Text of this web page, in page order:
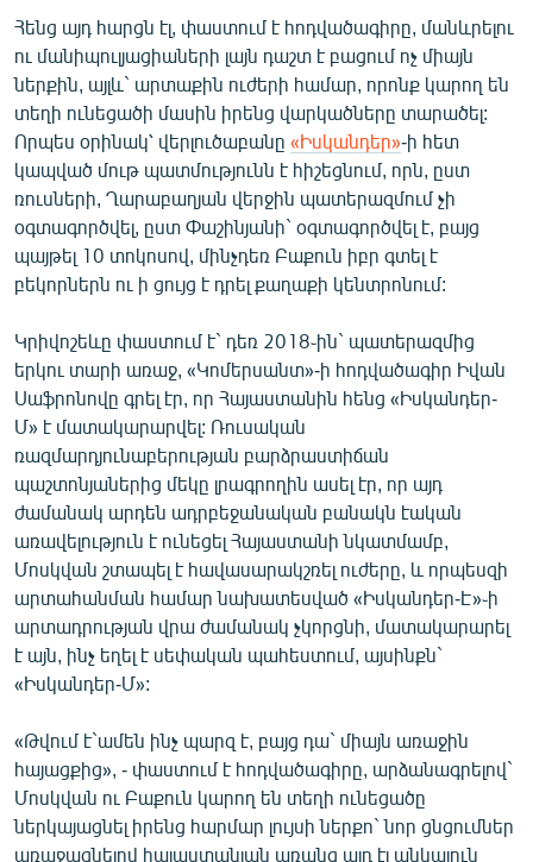
Հենց այդ հարցն էլ, փաստում է հոդվածագիրը, մանևրելու
ու մանիպուլյացիաների լայն դաշտ է բացում ոչ միայն
ներքին, այլև` արտաքին ուժերի համար, որոնք կարող են
տեղի ունեցածի մասին իրենց վարկածները տարածել:
Որպես օրինակ՝ վերլուծաբանը «Իսկանդեր»-ի հետ
կապված մութ պատմությունն է հիշեցնում, որն, ըստ
ռուսների, Ղարաբաղյան վերջին պատերազմում չի
օգտագործվել, ըստ Փաշինյանի` օգտագործվել է, բայց
պայթել 10 տոկոսով, մինչդեռ Բաքուն իբր գտել է
բեկորներն ու ի ցույց է դրել քաղաքի կենտրոնում:
Կրիվոշեևը փաստում է` դեռ 2018֊ին` պատերազմից
երկու տարի առաջ, «Կոմերսանտ»-ի հոդվածագիր Իվան
Սաֆրոնովը գրել էր, որ Հայաստանին հենց «Իսկանդեր-
Մ» է մատակարարվել: Ռուսական
ռազմարդյունաբերության բարձրաստիճան
պաշտոնյաներից մեկը լրագրողին ասել էր, որ այդ
ժամանակ արդեն ադրբեջանական բանակն էական
առավելություն է ունեցել Հայաստանի նկատմամբ,
Մոսկվան շտապել է հավասարակշռել ուժերը, և որպեսզի
արտահանման համար նախատեսված «Իսկանդեր-Է»֊ի
արտադրության վրա ժամանակ չկորցնի, մատակարարել
է այն, ինչ եղել է սեփական պահեստում, այսինքն`
«Իսկանդեր-Մ»:
«Թվում է`ամեն ինչ պարզ է, բայց դա` միայն առաջին
հայացքից», - փաստում է հոդվածագիրը, արձանագրելով`
Մոսկվան ու Բաքուն կարող են տեղի ունեցածը
ներկայացնել իրենց հարմար լույսի ներքո` նոր ցնցումներ
առաջացնելով հայաստանյան առանց այդ էլ անկայուն